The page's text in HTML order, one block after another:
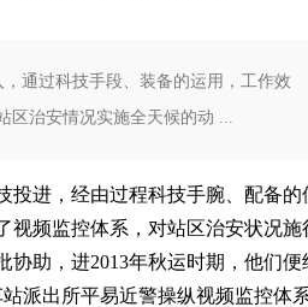
通过科技手段、装备的运用，工作效
区治安情况实施全天候的动 ...
进，经由过程科技手腕、配备的
视频监控体系，对站区治安状况施
协助，进2013年秋运时期，他们便
派出所平易近警操纵视频监控体